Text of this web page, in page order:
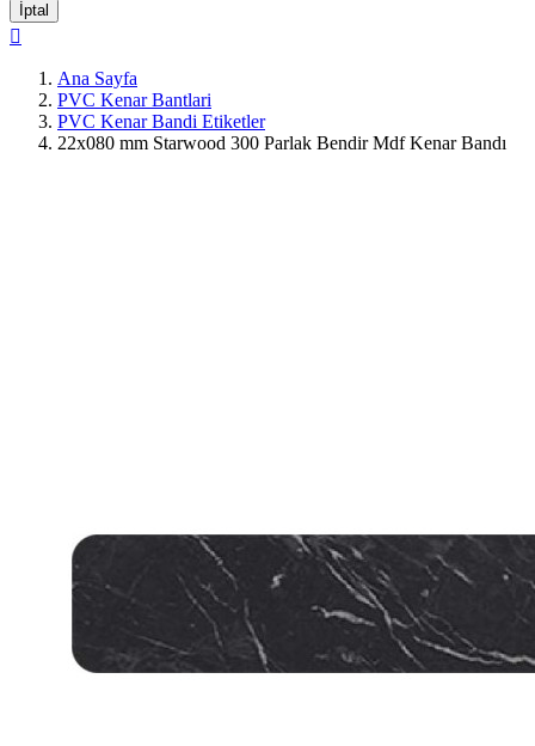
İptal

Ana Sayfa
PVC Kenar Bantlari
PVC Kenar Bandi Etiketler
22x080 mm Starwood 300 Parlak Bendir Mdf Kenar Bandı